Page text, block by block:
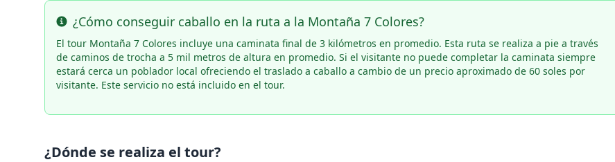
Info¿Cómo conseguir caballo en la ruta a la Montaña 7 Colores?
El tour Montaña 7 Colores incluye una caminata final de 3 kilómetros en promedio. Esta ruta se realiza a pie a través
de caminos de trocha a 5 mil metros de altura en promedio. Si el visitante no puede completar la caminata siempre
estará cerca un poblador local ofreciendo el traslado a caballo a cambio de un precio aproximado de 60 soles por
visitante. Este servicio no está incluido en el tour.
¿Dónde se realiza el tour?